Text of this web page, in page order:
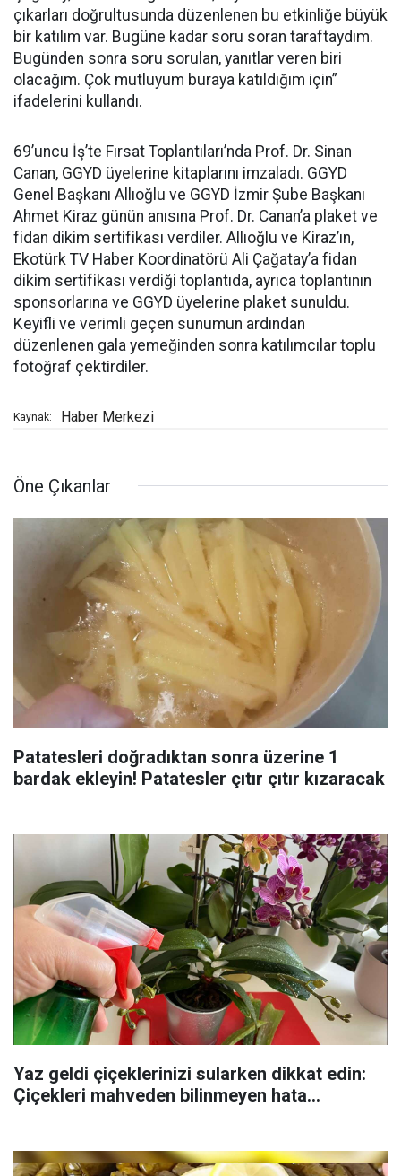
çıkarları doğrultusunda düzenlenen bu etkinliğe büyük
bir katılım var. Bugüne kadar soru soran taraftaydım.
Bugünden sonra soru sorulan, yanıtlar veren biri
olacağım. Çok mutluyum buraya katıldığım için”
ifadelerini kullandı.
69’uncu İş’te Fırsat Toplantıları’nda Prof. Dr. Sinan
Canan, GGYD üyelerine kitaplarını imzaladı. GGYD
Genel Başkanı Allıoğlu ve GGYD İzmir Şube Başkanı
Ahmet Kiraz günün anısına Prof. Dr. Canan’a plaket ve
fidan dikim sertifikası verdiler. Allıoğlu ve Kiraz’ın,
Ekotürk TV Haber Koordinatörü Ali Çağatay’a fidan
dikim sertifikası verdiği toplantıda, ayrıca toplantının
sponsorlarına ve GGYD üyelerine plaket sunuldu.
Keyifli ve verimli geçen sunumun ardından
düzenlenen gala yemeğinden sonra katılımcılar toplu
fotoğraf çektirdiler.
Kaynak: Haber Merkezi
Öne Çıkanlar
Patatesleri doğradıktan sonra üzerine 1
bardak ekleyin! Patatesler çıtır çıtır kızaracak
Yaz geldi çiçeklerinizi sularken dikkat edin:
Çiçekleri mahveden bilinmeyen hata...